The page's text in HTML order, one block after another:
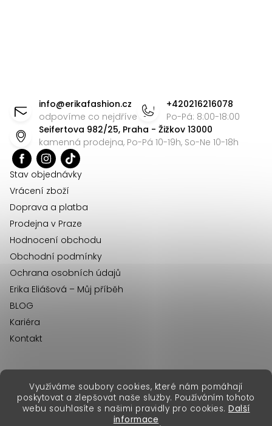
Využíváme soubory cookies, které nám pomáhají
poskytovat a zlepšovat naše služby. Používáním tohoto
webu souhlasíte s našimi pravidly pro cookies. Další
informace
info@erikafashion.cz
odpovíme co nejdříve
+420216216078
Po-Pá: 8:00-18:00
Seifertova 982/25, Praha - Žižkov 13000
kamenná prodejna, Po-Pá 10-19h, So-Ne 10-18h
Stav objednávky
Vrácení zboží
Doprava a platba
Prodejna v Praze
Hodnocení obchodu
Obchodní podmínky
Ochrana osobních údajů
Erika Eliášová – Můj příběh
BLOG
Kariéra
Kontakt
Vytvořil Shoptet Premium
Copyright 2026Erika Fashion. Všechna práva vyhrazena.
erikafashion.sk